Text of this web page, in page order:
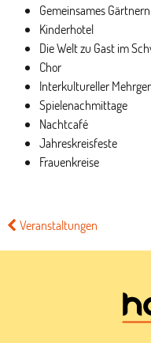
Gemeinsames Gärtnern
Kinderhotel
Die Welt zu Gast im
Chor
Interkultureller
Spielenachmittage
Nachtcafé
Jahreskreisfeste
Frauenkreise
< Veranstaltungen